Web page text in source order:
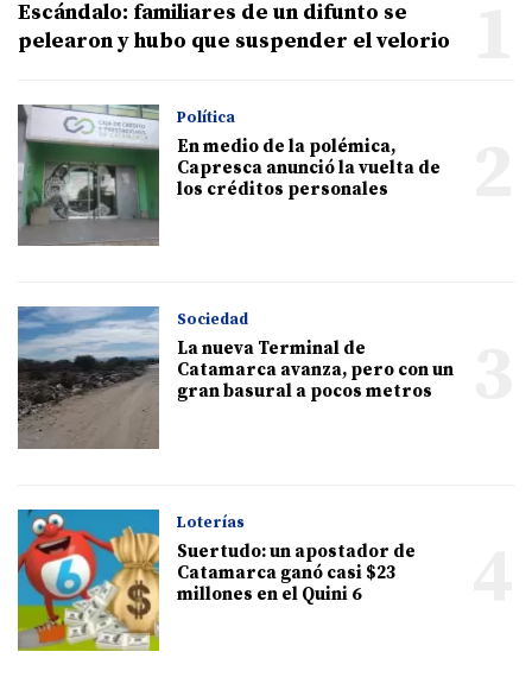
Escándalo: familiares de un difunto se
pelearon y hubo que suspender el velorio
Política
En medio de la polémica,
Capresca anunció la vuelta de
los créditos personales
Sociedad
La nueva Terminal de
Catamarca avanza, pero con un
gran basural a pocos metros
Loterías
Suertudo: un apostador de
Catamarca ganó casi $23
millones en el Quini 6